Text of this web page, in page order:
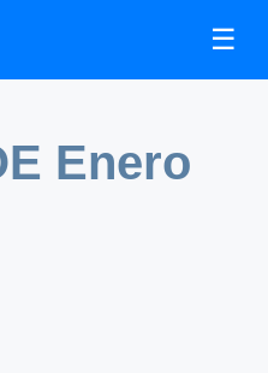
☰
Enero